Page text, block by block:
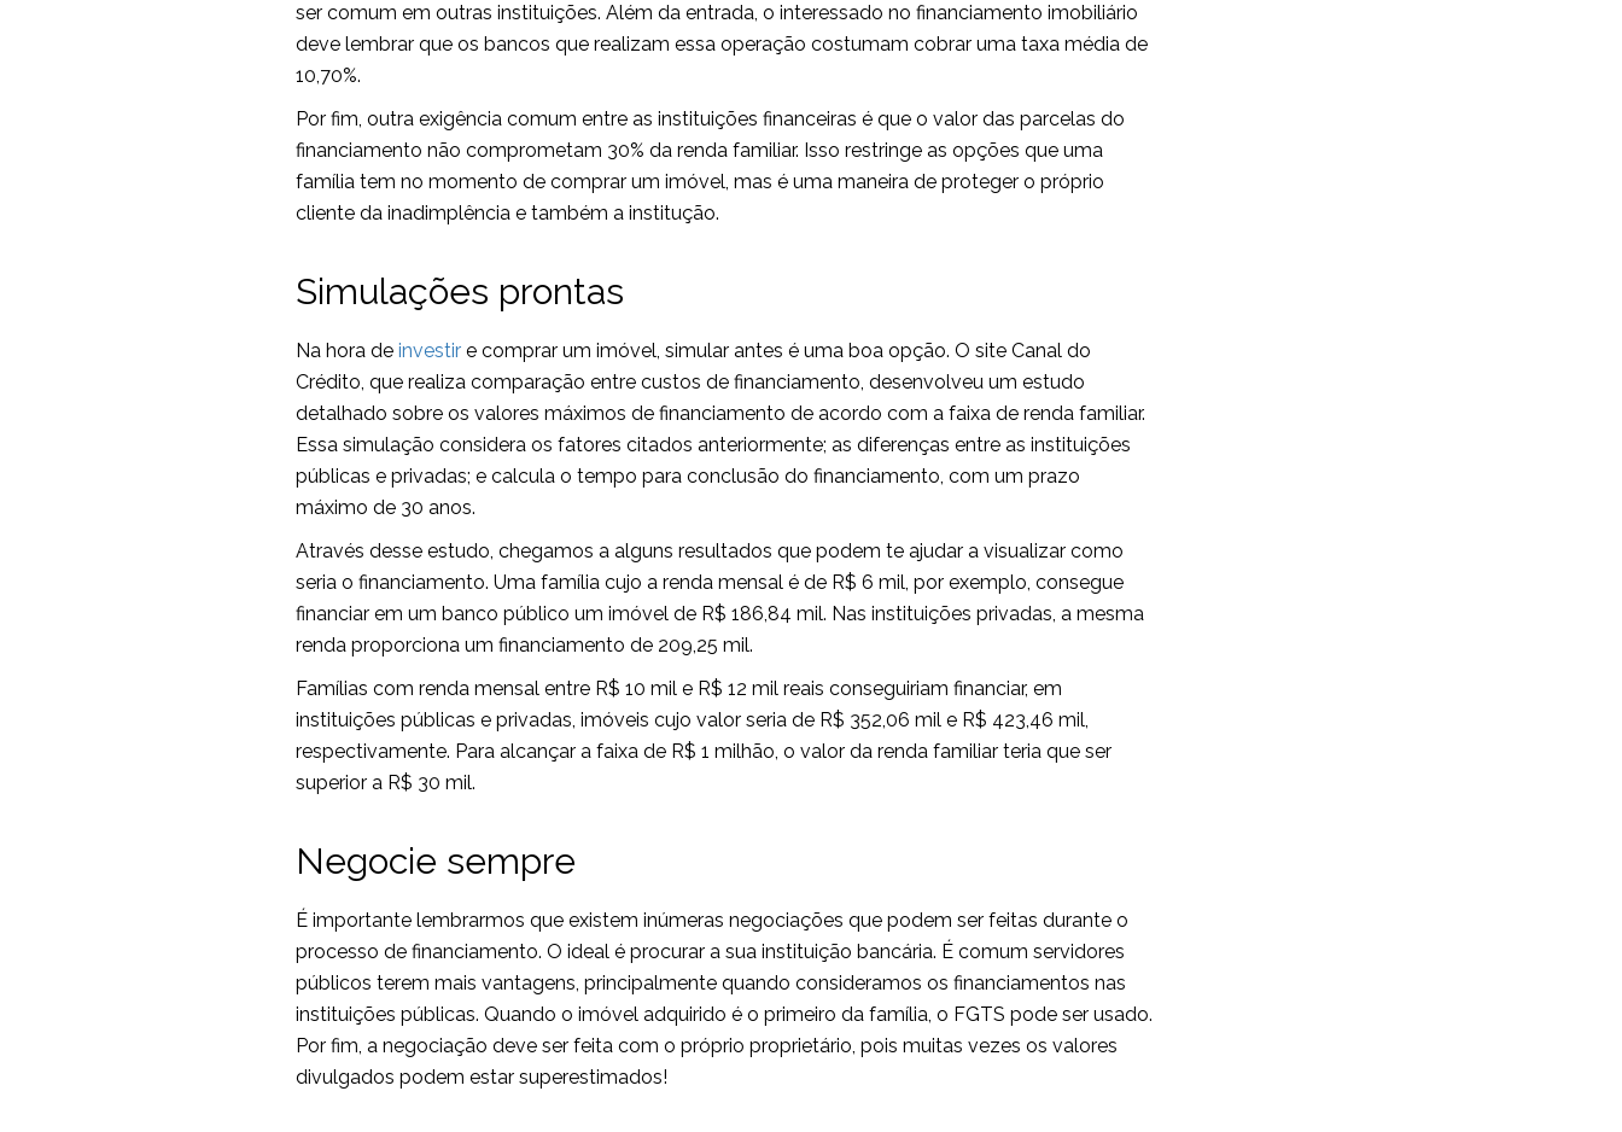
ser comum em outras instituições. Além da entrada, o interessado no financiamento imobiliário
deve lembrar que os bancos que realizam essa operação costumam cobrar uma taxa média de
10,70%.
Por fim, outra exigência comum entre as instituições financeiras é que o valor das parcelas do
financiamento não comprometam 30% da renda familiar. Isso restringe as opções que uma
família tem no momento de comprar um imóvel, mas é uma maneira de proteger o próprio
cliente da inadimplência e também a institução.
Simulações prontas
Na hora deinvestir e comprar um imóvel, simular antes é uma boa opção. O site Canal do
Crédito, que realiza comparação entre custos de financiamento, desenvolveu um estudo
detalhado sobre os valores máximos de financiamento de acordo com a faixa de renda familiar.
Essa simulação considera os fatores citados anteriormente; as diferenças entre as instituições
públicas e privadas; e calcula o tempo para conclusão do financiamento, com um prazo
máximo de 30 anos.
Através desse estudo, chegamos a alguns resultados que podem te ajudar a visualizar como
seria o financiamento. Uma família cujo a renda mensal é de R$ 6 mil, por exemplo, consegue
financiar em um banco público um imóvel de R$ 186,84 mil. Nas instituições privadas, a mesma
renda proporciona um financiamento de 209,25 mil.
Famílias com renda mensal entre R$ 10 mil e R$ 12 mil reais conseguiriam financiar, em
instituições públicas e privadas, imóveis cujo valor seria de R$ 352,06 mil e R$ 423,46 mil,
respectivamente. Para alcançar a faixa de R$ 1 milhão, o valor da renda familiar teria que ser
superior a R$ 30 mil.
Negocie sempre
É importante lembrarmos que existem inúmeras negociações que podem ser feitas durante o
processo de financiamento. O ideal é procurar a sua instituição bancária. É comum servidores
públicos terem mais vantagens, principalmente quando consideramos os financiamentos nas
instituições públicas. Quando o imóvel adquirido é o primeiro da família, o FGTS pode ser usado.
Por fim, a negociação deve ser feita com o próprio proprietário, pois muitas vezes os valores
divulgados podem estar superestimados!